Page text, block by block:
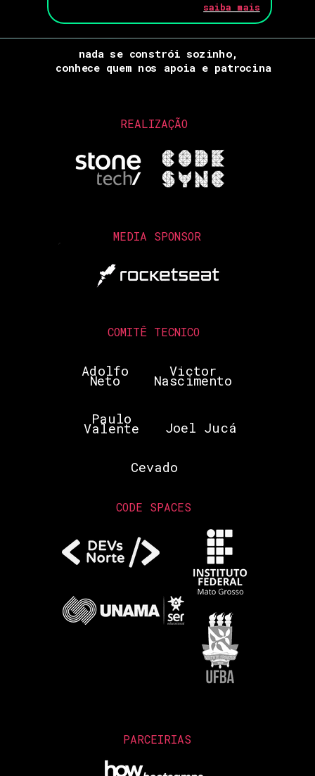
nada se constrói sozinho,
conhece quem nos apoia e patrocina
REALIZAÇÃO
MEDIA SPONSOR
COMITÊ TECNICO
CODE SPACES
Adolfo
Neto
Victor
Nascimento
PARCEIRIAS
saiba mais
Paulo
Valente Joel Jucá
Cevado